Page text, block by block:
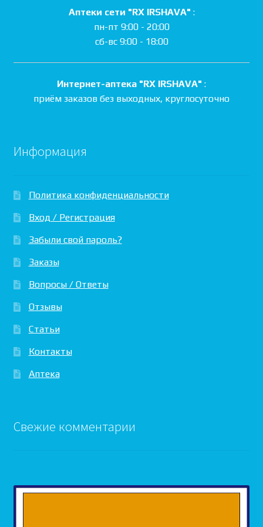
Аптеки сети "RX IRSHAVA" :
пн-пт 9:00 - 20:00
сб-вс 9:00 - 18:00
Интернет-аптека "RX IRSHAVA" :
приём заказов без выходных, круглосуточно
Информация
Политика конфиденциальности
Вход / Регистрация
Забыли свой пароль?
Заказы
Вопросы / Ответы
Отзывы
Статьи
Контакты
Аптека
Свежие комментарии